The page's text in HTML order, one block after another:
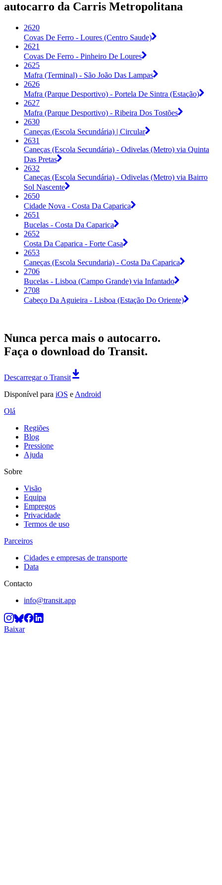
autocarro da Carris Metropolitana
2620
Covas De Ferro - Loures (Centro Saude)
2621
Covas De Ferro - Pinheiro De Loures
2625
Mafra (Terminal) - São João Das Lampas
2626
Mafra (Parque Desportivo) - Portela De Sintra (Estação)
2627
Mafra (Parque Desportivo) - Ribeira Dos Tostões
2630
Caneças (Escola Secundária) | Circular
2631
Caneças (Escola Secundária) - Odivelas (Metro) via Quinta
Das Pretas
2632
Caneças (Escola Secundária) - Odivelas (Metro) via Bairro
Sol Nascente
2650
Cidade Nova - Costa Da Caparica
2651
Bucelas - Costa Da Caparica
2652
Costa Da Caparica - Forte Casa
2653
Caneças (Escola Secundaria) - Costa Da Caparica
2706
Bucelas - Lisboa (Campo Grande) via Infantado
2708
Cabeço Da Aguieira - Lisboa (Estação Do Oriente)
Nunca perca mais o autocarro.
Faça o download do Transit.
Descarregar o Transit
Disponível para iOS e Android
Olá
Regiões
Blog
Pressione
Ajuda
Sobre
Visão
Equipa
Empregos
Privacidade
Termos de uso
Parceiros
Cidades e empresas de transporte
Data
Contacto
info@transit.app
Baixar